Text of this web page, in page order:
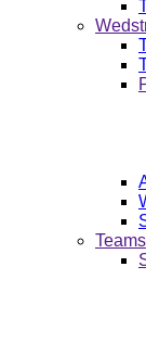
Teams